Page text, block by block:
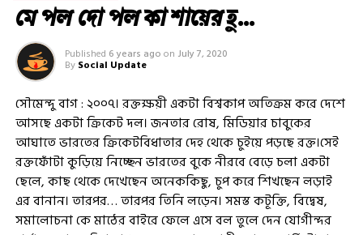
মে পল দো পল কা শায়ের হু…
Published 6 years ago on July 7, 2020
By Social Update
সৌমেন্দু বাগ : ২০০৭। রক্তক্ষয়ী একটা বিশ্বকাপ অতিক্রম করে দেশে
আসছে একটা ক্রিকেট দল। জনতার রোষ, মিডিয়ার চাবুকের
আঘাতে ভারতের ক্রিকেটবিধাতার দেহ থেকে চুইয়ে পড়ছে রক্ত।সেই
রক্তফোঁটা কুড়িয়ে নিচ্ছেন ভারতের বুকে নীরবে বেড়ে চলা একটা
ছেলে, কাছ থেকে দেখেছেন অনেককিছু, চুপ করে শিখছেন লড়াই
এর বানান। তারপর… তারপর তিনি লড়েন। সমস্ত কটূক্তি, বিদ্বেষ,
সমালোচনা কে মাঠের বাইরে ফেলে এসে বল তুলে দেন যোগীন্দর